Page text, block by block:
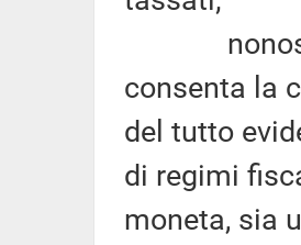
consenta la
del tutto
di regimi
moneta, sia